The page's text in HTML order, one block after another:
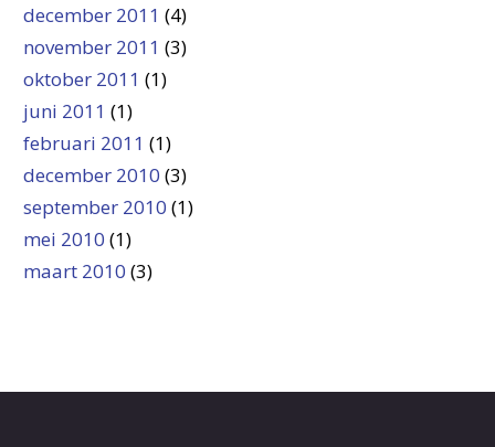
december 2011 (4)
november 2011 (3)
oktober 2011 (1)
juni 2011 (1)
februari 2011 (1)
december 2010 (3)
september 2010 (1)
mei 2010 (1)
maart 2010 (3)